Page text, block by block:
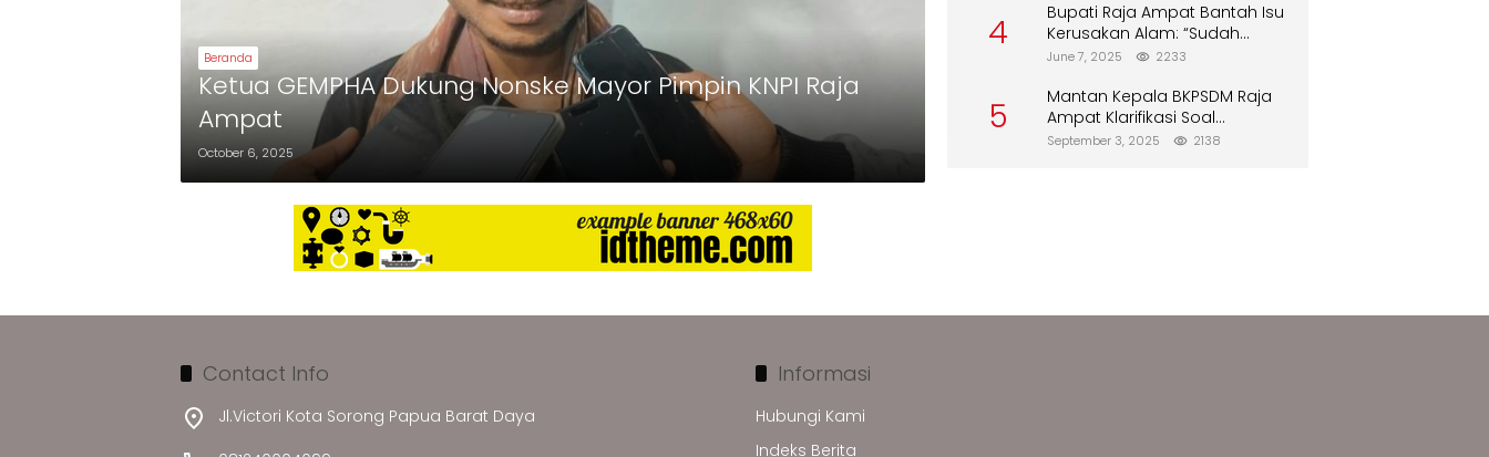
Beranda
Ketua GEMPHA Dukung Nonske Mayor Pimpin KNPI Raja
Ampat
October 6, 2025
4
Bupati Raja Ampat Bantah Isu
Kerusakan Alam: “Sudah
Direboisasi dan Tidak Merusak
June 7, 2025 2233
5
Mantan Kepala BKPSDM Raja
Ampat Klarifikasi Soal
Pergantian Jabatan
September 3, 2025 2138
Contact Info
Jl.Victori Kota Sorong Papua Barat Daya
Informasi
Hubungi Kami
Indeks Berita